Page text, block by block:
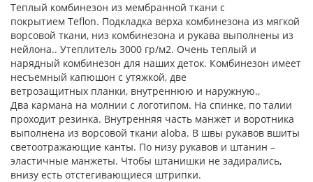
Теплый комбинезон из мембранной ткани с
покрытием Teflon. Подкладка верха комбинезона из мягкой
ворсовой ткани, низ комбинезона и рукава выполнены из
нейлона.. Утеплитель 3000 гр/м2. Очень теплый и
нарядный комбинезон для наших деток. Комбинезон имеет
несъемный капюшон с утяжкой, две
ветрозащитных планки, внутреннюю и наружную.,
Два кармана на молнии с логотипом. На спинке, по талии
проходит резинка. Внутренняя часть манжет и воротника
выполнена из ворсовой ткани aloba. В швы рукавов вшиты
светоотражающие канты. По низу рукавов и штанин –
эластичные манжеты. Чтобы штанишки не задирались,
внизу есть отстегивающиеся штрипки.